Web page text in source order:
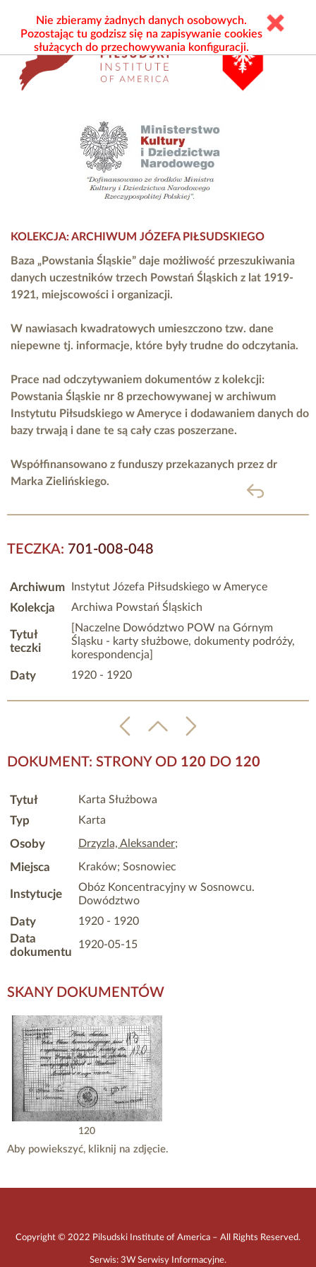
KOLEKCJA: ARCHIWUM JÓZEFA PIŁSUDSKIEGO
Baza „Powstania Śląskie” daje możliwość przeszukiwania
danych uczestników trzech Powstań Śląskich z lat 1919-
1921, miejscowości i organizacji.
W nawiasach kwadratowych umieszczono tzw. dane
niepewne tj. informacje, które były trudne do odczytania.
Prace nad odczytywaniem dokumentów z kolekcji:
Powstania Śląskie nr 8 przechowywanej w archiwum
Instytutu Piłsudskiego w Ameryce i dodawaniem danych do
bazy trwają i dane te są cały czas poszerzane.
Współfinansowano z funduszy przekazanych przez dr
Marka Zielińskiego.
powrót
TECZKA: 701-008-048
Archiwum Instytut Józefa Piłsudskiego w Ameryce
Kolekcja Archiwa Powstań Śląskich
Tytuł
teczki
[Naczelne Dowództwo POW na Górnym
Śląsku - karty służbowe, dokumenty podróży,
korespondencja]
Daty 1920 - 1920
DOKUMENT: STRONY OD 120 DO 120
Tytuł Karta Służbowa
Typ Karta
Osoby Drzyzla, Aleksander;
Miejsca Kraków; Sosnowiec
Instytucje
Obóz Koncentracyjny w Sosnowcu.
Dowództwo
Daty 1920 - 1920
Data
dokumentu
1920-05-15
SKANY DOKUMENTÓW
120
Aby powiekszyć, kliknij na zdjęcie.
Copyright © 2022 Pilsudski Institute of America – All Rights Reserved.
Serwis: 3W Serwisy Informacyjne.
Nie zbieramy żadnych danych osobowych.
Pozostając tu godzisz się na zapisywanie cookies
służących do przechowywania konfiguracji.